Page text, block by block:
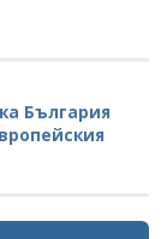
България